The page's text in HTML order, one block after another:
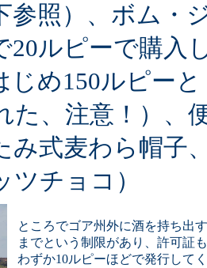
参照）、ボム・
20ルピーで購入
じめ150ルピーと
た、注意！）、
み式麦わら帽子
ツチョコ）
ところでゴア州外に酒を持ち出
までという制限があり、許可証
わずか10ルピーほどで発行して